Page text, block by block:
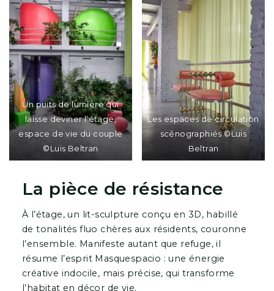
Un puits de lumière qui
laisse deviner l’étage,
espace de vie du couple
©Luis Beltran
Les espaces de circulation
scénographiés ©Luis
Beltran
La pièce de résistance
À l’étage, un lit-sculpture conçu en 3D, habillé
de tonalités fluo chères aux résidents, couronne
l’ensemble. Manifeste autant que refuge, il
résume l’esprit Masquespacio : une énergie
créative indocile, mais précise, qui transforme
l’habitat en décor de vie.